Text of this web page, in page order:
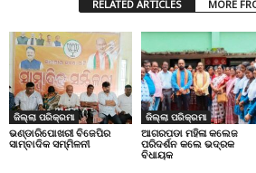
RELATED ARTICLES MORE
ଜିଲ୍ଲା ପରିକ୍ରମା
ଭଣ୍ଡାରିପୋଖରୀ ବିଜେପିର
ସାମ୍ବାଦିକ ସମ୍ମିଳନୀ
ଜିଲ୍ଲା ପରିକ୍ରମା
ଆଗରପଡା ମହିଳା କଲେଜ
ପରିଦର୍ଶନ କଲେ ଭଦ୍ରକ
ବିଧାୟକ